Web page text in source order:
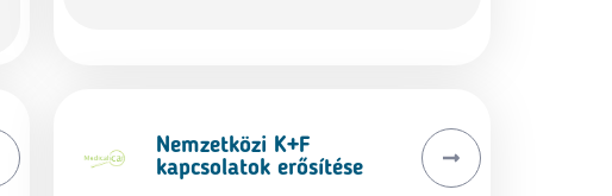
Nemzetközi K+F
kapcsolatok erősítése